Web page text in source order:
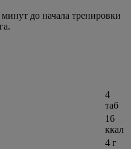
до начала тренировки
4
таб
16
ккал
4 г